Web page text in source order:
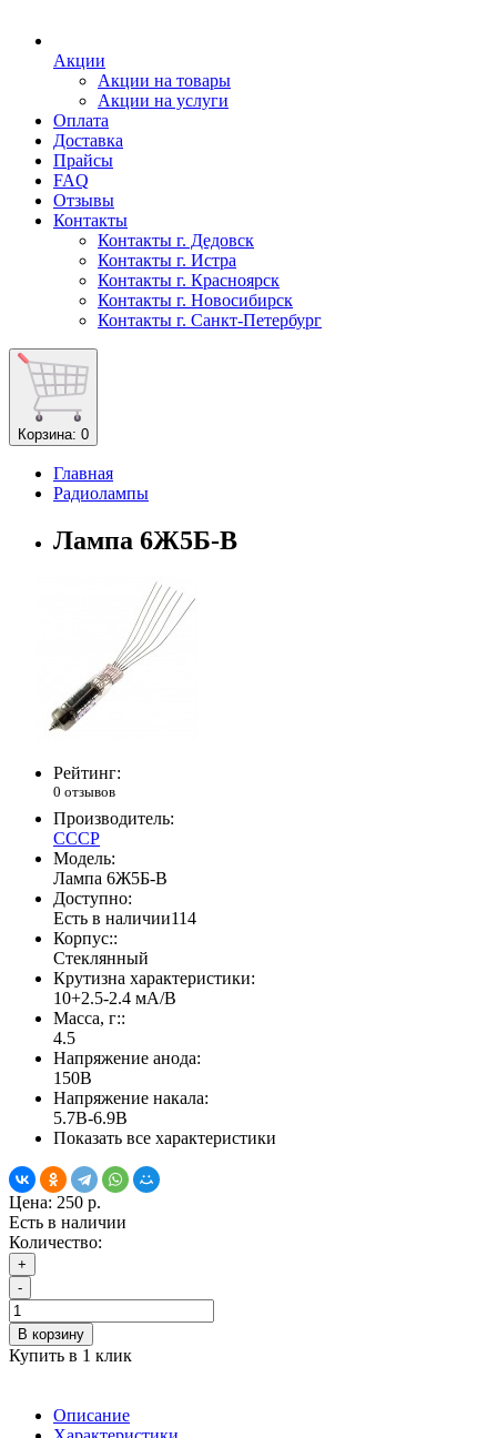
Акции
Акции на товары
Акции на услуги
Оплата
Доставка
Прайсы
FAQ
Отзывы
Контакты
Контакты г. Дедовск
Контакты г. Истра
Контакты г. Красноярск
Контакты г. Новосибирск
Контакты г. Санкт-Петербург
Корзина: 0
Главная
Радиолампы
Лампа 6Ж5Б-В
Рейтинг:
0 отзывов
Производитель:
СССР
Модель:
Лампа 6Ж5Б-В
Доступно:
Есть в наличии114
Корпус::
Стеклянный
Крутизна характеристики:
10+2.5-2.4 мА/В
Масса, г::
4.5
Напряжение анода:
150В
Напряжение накала:
5.7В-6.9В
Показать все характеристики
Цена: 250 р.
Есть в наличии
Количество:
+
-
В корзину
Купить в 1 клик
Описание